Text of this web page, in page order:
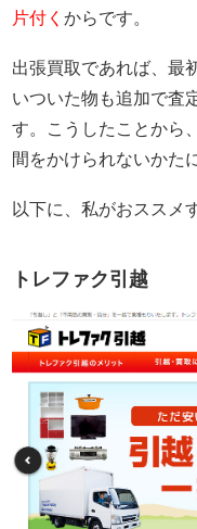
片付くからです。
出張買取であれば、最
いついた物も追加で査
す。こうしたことから
間をかけられないかた
以下に、私がおススメ
トレファク引越